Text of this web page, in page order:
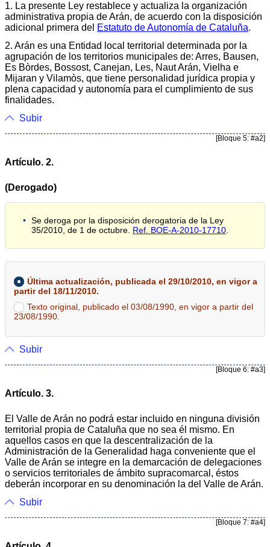
1. La presente Ley restablece y actualiza la organización
administrativa propia de Arán, de acuerdo con la disposición
adicional primera del Estatuto de Autonomía de Cataluña.
2. Arán es una Entidad local territorial determinada por la
agrupación de los territorios municipales de: Arres, Bausen,
Es Bòrdes, Bossost, Canejan, Les, Naut Arán, Vielha e
Mijaran y Vilamòs, que tiene personalidad jurídica propia y
plena capacidad y autonomía para el cumplimiento de sus
finalidades.
Subir
[Bloque 5: #a2]
Artículo. 2.
(Derogado)
Se deroga por la disposición derogatoria de la Ley
35/2010, de 1 de octubre. Ref. BOE-A-2010-17710
Última actualización, publicada el 29/10/2010, en vigor a
partir del 18/11/2010.
Texto original, publicado el 03/08/1990, en vigor a partir del
23/08/1990.
Subir
[Bloque 6: #a3]
Artículo. 3.
El Valle de Arán no podrá estar incluido en ninguna división
territorial propia de Cataluña que no sea él mismo. En
aquellos casos en que la descentralización de la
Administración de la Generalidad haga conveniente que el
Valle de Arán se integre en la demarcación de delegaciones
o servicios territoriales de ámbito supracomarcal, éstos
deberán incorporar en su denominación la del Valle de Arán.
Subir
[Bloque 7: #a4]